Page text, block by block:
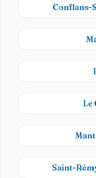
Conflans-
Le
Saint-